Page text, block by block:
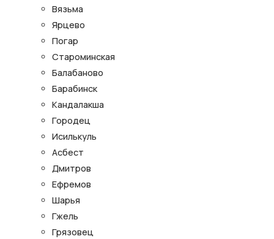
Вязьма
Ярцево
Погар
Староминская
Балабаново
Барабинск
Кандалакша
Городец
Исилькуль
Асбест
Дмитров
Ефремов
Шарья
Гжель
Грязовец